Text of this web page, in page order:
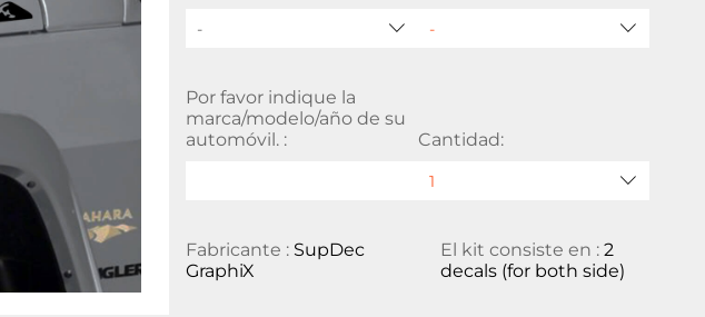
-
Por favor indique la
marca/modelo/año de su
automóvil. :
Cantidad:
Fabricante : SupDec
GraphiX
El kit consiste en : 2
decals (for both side)